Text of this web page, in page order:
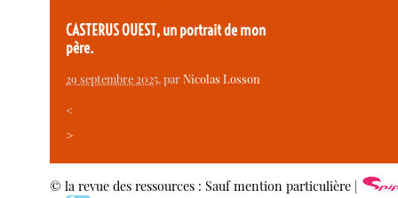
CASTERUS OUEST, un portrait de mon
père.
29 septembre 2025, parNicolas Losson
<
>
© la revue des ressources : Sauf mention particulière |